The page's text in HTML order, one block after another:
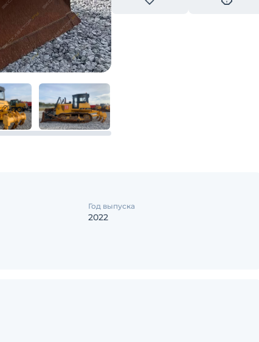
Год выпуска
2022